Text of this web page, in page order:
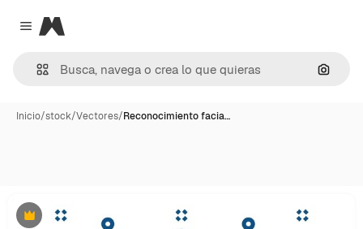
Close menu
Magnific
Inicio/stock/Vectores/Reconocimiento facia…
Premium